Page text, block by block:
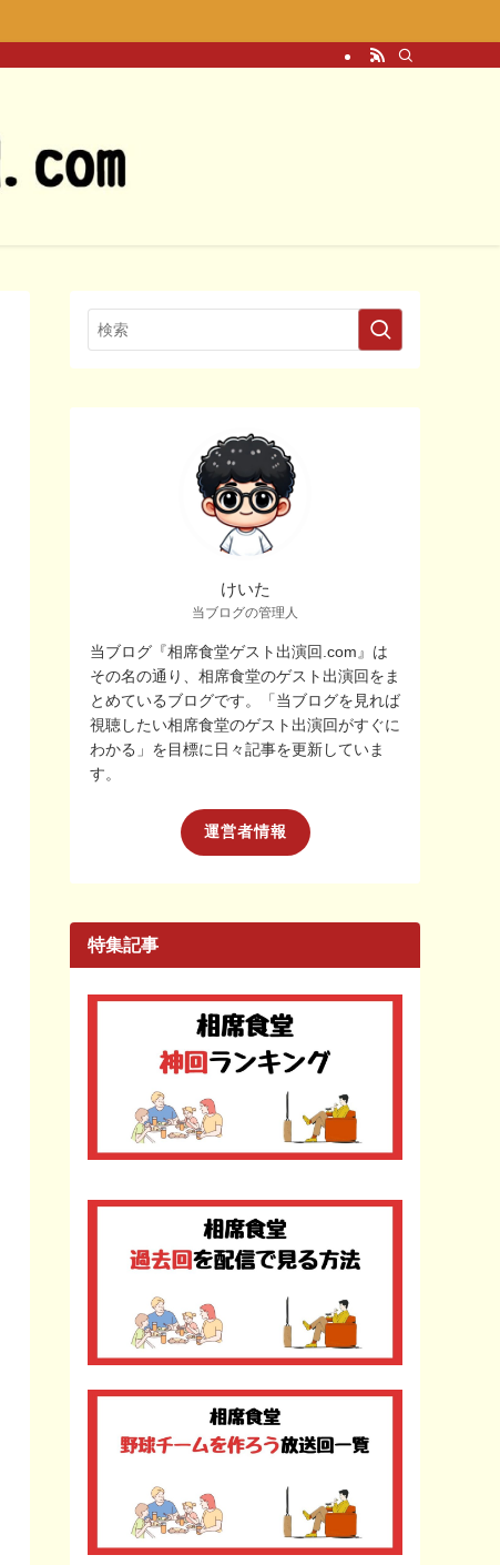
けいた
当ブログの管理人
当ブログ『相席食堂ゲスト出演回.com』は
その名の通り、相席食堂のゲスト出演回をま
とめているブログです。「当ブログを見れば
視聴したい相席食堂のゲスト出演回がすぐに
わかる」を目標に日々記事を更新していま
す。
運営者情報
特集記事